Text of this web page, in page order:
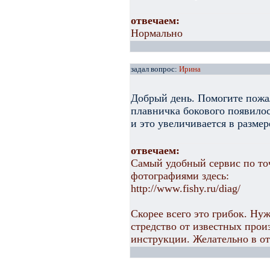
отвечаем:
Нормально
задал вопрос: Ирина
Добрый день. Помогите
плавничка бокового
и это увеличивается в
отвечаем:
Самый удобный сервис по
фотографиями здесь:
http://www.fishy.ru/diag/
Скорее всего это грибок.
стредство от известных
инструкции. Желательно в